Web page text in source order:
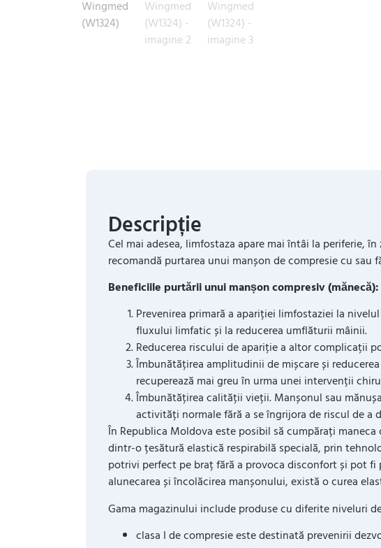
Descripție
Cel mai adesea, limfostaza apare mai întâi la periferie,
recomandă purtarea unui manșon de compresie cu sau
Beneficiile purtării unui manșon compresiv (mănecă):
Prevenirea primară a apariției limfostaziei la
fluxului limfatic și la reducerea umflăturii mâinii.
Reducerea riscului de apariție a altor complicații
Îmbunătățirea amplitudinii de mișcare și
recuperează mai greu în urma unei intervenții
Îmbunătățirea calității vieții. Manșonul sau
activități normale fără a se îngrijora de riscul de a
În Republica Moldova este posibil să cumpărați
dintr-o țesătură elastică respirabilă specială, prin
potrivi perfect pe braț fără a provoca disconfort și pot
alunecarea și încolăcirea manșonului, există o curea
Gama magazinului include produse cu diferite niveluri
clasa I de compresie este destinată prevenirii